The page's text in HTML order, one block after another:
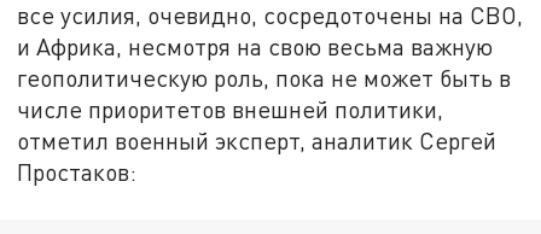
все усилия, очевидно, сосредоточены на СВО,
и Африка, несмотря на свою весьма важную
геополитическую роль, пока не может быть в
числе приоритетов внешней политики,
отметил военный эксперт, аналитик Сергей
Простаков: